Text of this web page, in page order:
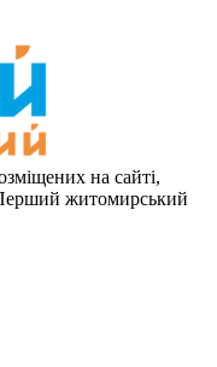
на сайті,
житомирський